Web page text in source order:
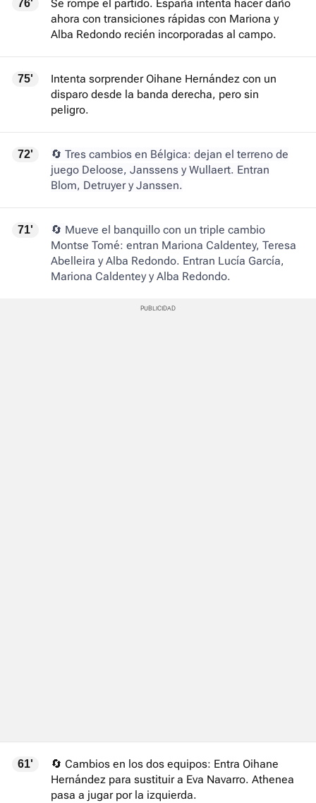
76'
Se rompe el partido. España intenta hacer daño
ahora con transiciones rápidas con Mariona y
Alba Redondo recién incorporadas al campo.
75'
Intenta sorprender Oihane Hernández con un
disparo desde la banda derecha, pero sin
peligro.
72'
🔄 Tres cambios en Bélgica: dejan el terreno de
juego Deloose, Janssens y Wullaert. Entran
Blom, Detruyer y Janssen.
71' 🔄 Mueve el banquillo con un triple cambio
Montse Tomé: entran Mariona Caldentey, Teresa
Abelleira y Alba Redondo. Entran Lucía García,
Mariona Caldentey y Alba Redondo.
61'
🔄 Cambios en los dos equipos: Entra Oihane
Hernández para sustituir a Eva Navarro. Athenea
pasa a jugar por la izquierda.